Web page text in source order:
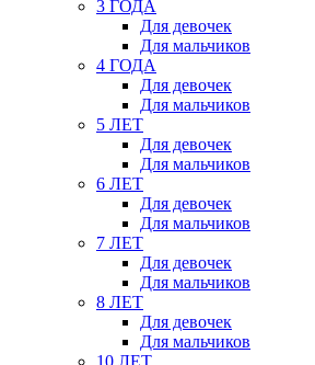
3 ГОДА
Для девочек
Для мальчиков
4 ГОДА
Для девочек
Для мальчиков
5 ЛЕТ
Для девочек
Для мальчиков
6 ЛЕТ
Для девочек
Для мальчиков
7 ЛЕТ
Для девочек
Для мальчиков
8 ЛЕТ
Для девочек
Для мальчиков
10 ЛЕТ